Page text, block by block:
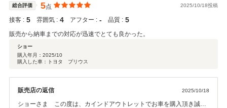
総合評価 5点 2025/10/18投稿
接客 : 5 雰囲気 : 4 アフター : ‐ 品質 : 5
販売から納車までの対応が迅速でとても良かった。
ショー
購入年月： 2025/10
購入した車：トヨタ プリウス
販売店の返信 2025/10/18
ショーさま この度は、カインドアウトレットでお車を購入頂き誠に